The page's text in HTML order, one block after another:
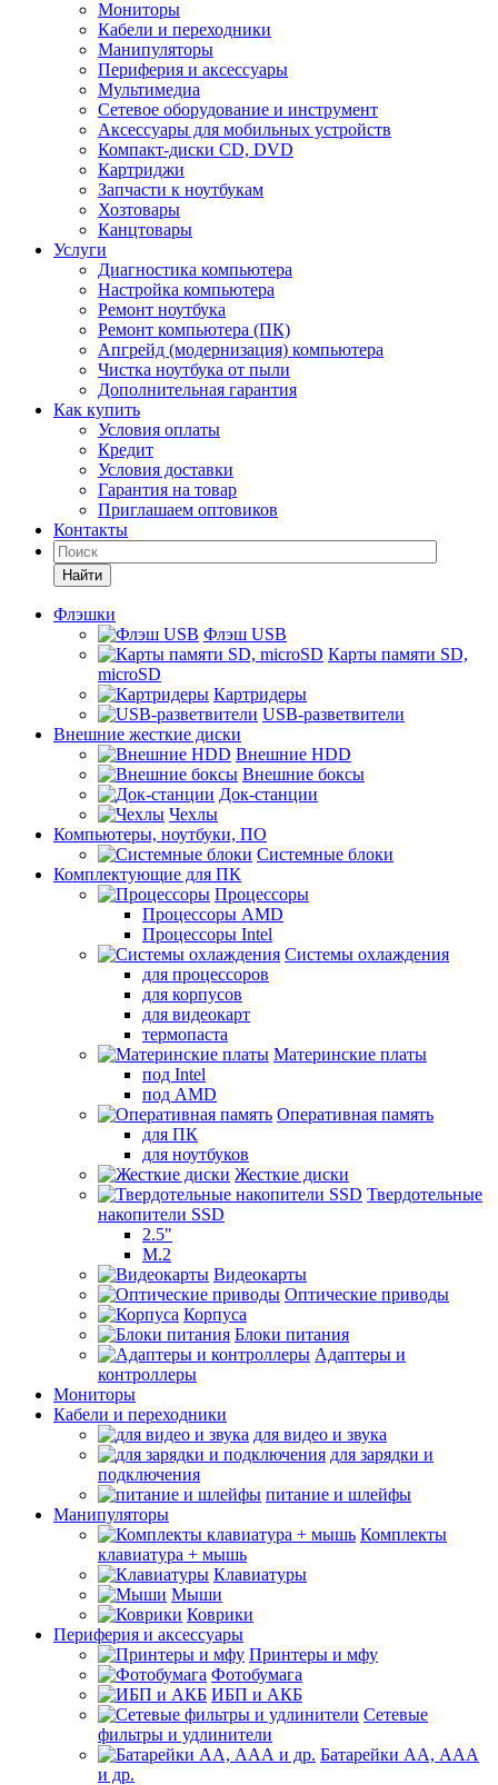
Мониторы
Кабели и переходники
Манипуляторы
Периферия и аксессуары
Мультимедиа
Сетевое оборудование и инструмент
Аксессуары для мобильных устройств
Компакт-диски CD, DVD
Картриджи
Запчасти к ноутбукам
Хозтовары
Канцтовары
Услуги
Диагностика компьютера
Настройка компьютера
Ремонт ноутбука
Ремонт компьютера (ПК)
Апгрейд (модернизация) компьютера
Чистка ноутбука от пыли
Дополнительная гарантия
Как купить
Условия оплаты
Кредит
Условия доставки
Гарантия на товар
Приглашаем оптовиков
Контакты
Найти
Флэшки
Флэш USB
Карты памяти SD,
microSD
Картридеры
USB-разветвители
Внешние жесткие диски
Внешние HDD
Внешние боксы
Док-станции
Чехлы
Компьютеры, ноутбуки, ПО
Системные блоки
Комплектующие для ПК
Процессоры
Процессоры AMD
Процессоры Intel
Системы охлаждения
для процессоров
для корпусов
для видеокарт
термопаста
Материнские платы
под Intel
под AMD
Оперативная память
для ПК
для ноутбуков
Жесткие диски
Твердотельные
накопители SSD
2.5"
M.2
Видеокарты
Оптические приводы
Корпуса
Блоки питания
Адаптеры и
контроллеры
Мониторы
Кабели и переходники
для видео и звука
для зарядки и
подключения
питание и шлейфы
Манипуляторы
Комплекты
клавиатура + мышь
Клавиатуры
Мыши
Коврики
Периферия и аксессуары
Принтеры и мфу
Фотобумага
ИБП и АКБ
Сетевые
фильтры и удлинители
Батарейки АА, ААА
и др.